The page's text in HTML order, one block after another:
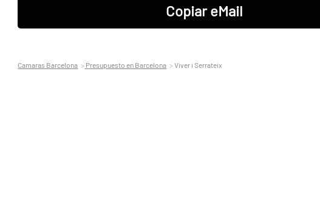
Copiar eMail
Camaras Barcelona Presupuesto en Barcelona Viver i Serrateix